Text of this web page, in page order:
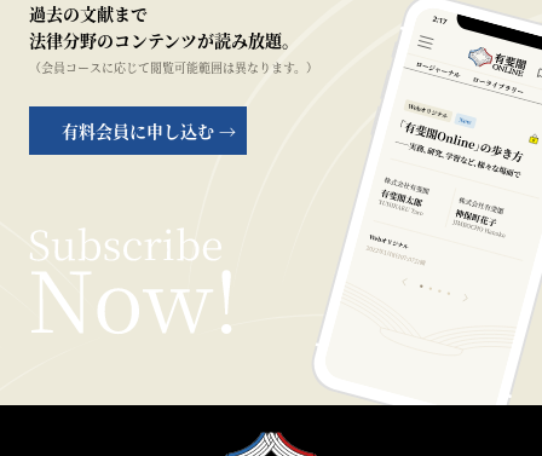
過去の文献まで
法律分野のコンテンツが読み放題。
（会員コースに応じて閲覧可能範囲は異なります。）
有料会員に申し込む →